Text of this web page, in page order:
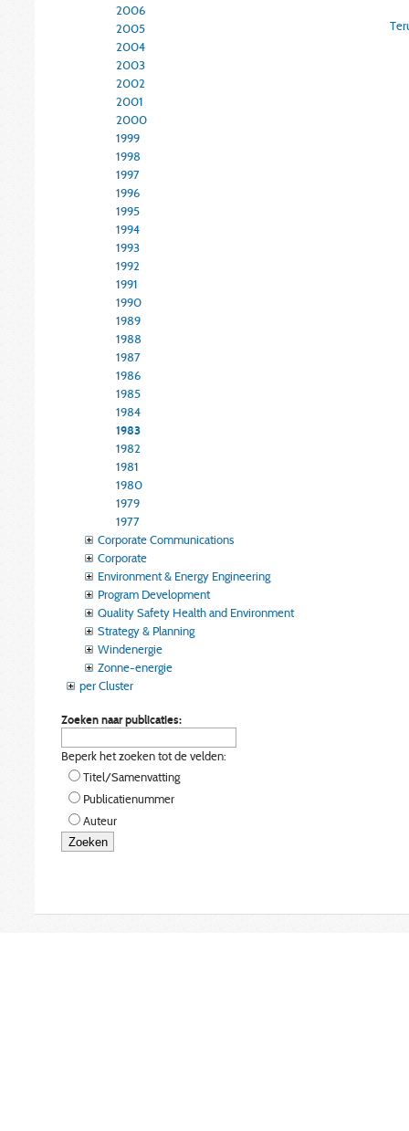
2006
2005
2004
2003
2002
2001
2000
1999
1998
1997
1996
1995
1994
1993
1992
1991
1990
1989
1988
1987
1986
1985
1984
1983
1982
1981
1980
1979
1977
Corporate Communications
Corporate
Environment & Energy Engineering
Program Development
Quality Safety Health and Environment
Strategy & Planning
Windenergie
Zonne-energie
per Cluster
Zoeken naar publicaties:
Beperk het zoeken tot de velden:
Titel/Samenvatting
Publicatienummer
Auteur